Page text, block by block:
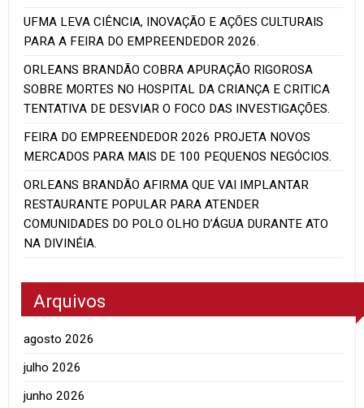
UFMA LEVA CIÊNCIA, INOVAÇÃO E AÇÕES CULTURAIS
PARA A FEIRA DO EMPREENDEDOR 2026.
ORLEANS BRANDÃO COBRA APURAÇÃO RIGOROSA
SOBRE MORTES NO HOSPITAL DA CRIANÇA E CRITICA
TENTATIVA DE DESVIAR O FOCO DAS INVESTIGAÇÕES.
FEIRA DO EMPREENDEDOR 2026 PROJETA NOVOS
MERCADOS PARA MAIS DE 100 PEQUENOS NEGÓCIOS.
ORLEANS BRANDÃO AFIRMA QUE VAI IMPLANTAR
RESTAURANTE POPULAR PARA ATENDER
COMUNIDADES DO POLO OLHO D’ÁGUA DURANTE ATO
NA DIVINÉIA.
Arquivos
agosto 2026
julho 2026
junho 2026